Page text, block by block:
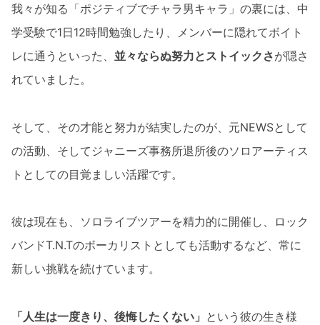
我々が知る「ポジティブでチャラ男キャラ」の裏には、中
学受験で1日12時間勉強したり、メンバーに隠れてボイト
レに通うといった、 並々ならぬ努力とストイックさが隠さ
れていました。
そして、その才能と努力が結実したのが、元NEWSとして
の活動、そしてジャニーズ事務所退所後のソロアーティス
トとしての目覚ましい活躍です。
彼は現在も、ソロライブツアーを精力的に開催し、ロック
バンドT.N.Tのボーカリストとしても活動するなど、常に
新しい挑戦を続けています。
「人生は一度きり、後悔したくない」 という彼の生き様